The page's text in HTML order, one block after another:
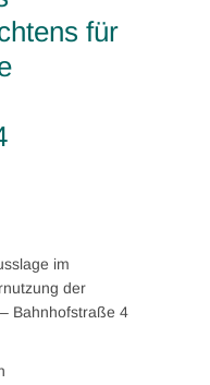
für
im
der
Bahnhofstraße 4